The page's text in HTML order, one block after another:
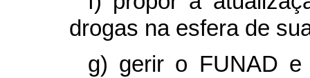
drogas na esfera de
g) gerir o FUNAD e